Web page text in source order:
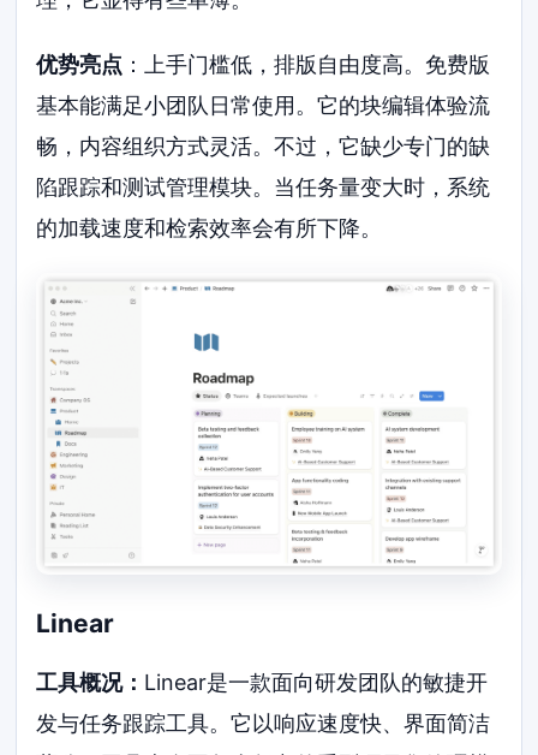
优势亮点 ：上手门槛低，排版自由度高。免费版
基本能满足小团队日常使用。它的块编辑体验流
畅，内容组织方式灵活。不过，它缺少专门的缺
陷跟踪和测试管理模块。当任务量变大时，系统
的加载速度和检索效率会有所下降。
Linear
工具概况： Linear是一款面向研发团队的敏捷开
发与任务跟踪工具。它以响应速度快、界面简洁